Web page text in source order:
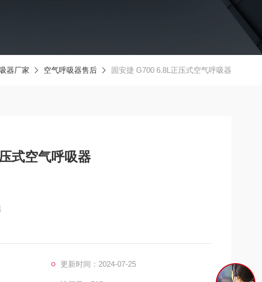
器厂家 空气呼吸器售后 固安捷 G700 6.8L正压式空气呼吸器
式空气呼吸器
更新时间：2024-07-25